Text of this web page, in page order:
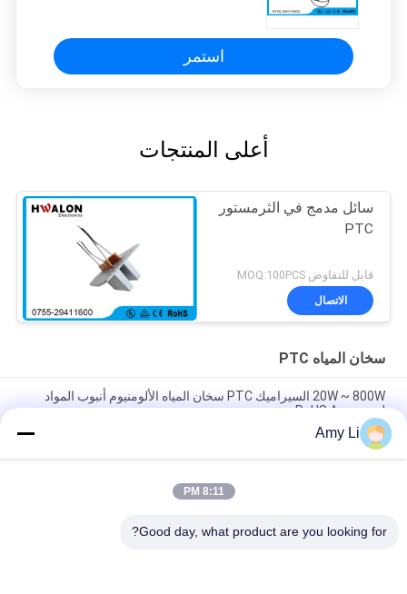
استمر
أعلى المنتجات
سائل مدمج في الثرمستور
PTC
قابل للتفاوض MOQ:100PCS
الاتصال
سخان المياه PTC
20W ~ 800W السيراميك PTC سخان المياه الألومنيوم أنبوب المواد
RoHS Approved
لحوض القدم
Amy Li
8:11 PM
Good day, what product are you looking for?